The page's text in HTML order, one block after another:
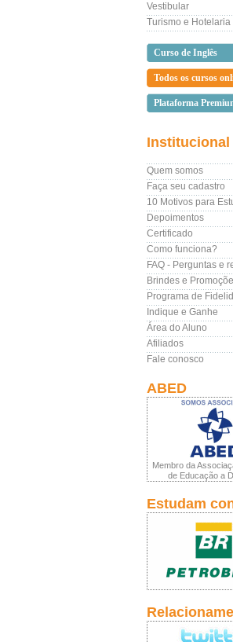
Vestibular
Turismo e Hotelaria
Curso de Inglês
Todos os cursos
Plataforma
Institucional
Quem somos
Faça seu cadastro
10 Motivos para
Depoimentos
Certificado
Como funciona?
FAQ - Perguntas e
Brindes e
Programa de
Indique e Ganhe
Área do Aluno
Afiliados
Fale conosco
ABED
Membro da
de Educação a
Estudam